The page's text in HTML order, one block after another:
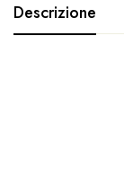
Descrizione